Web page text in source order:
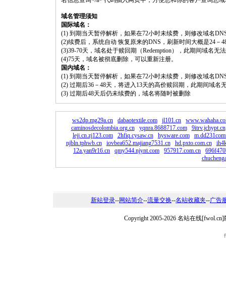
域名管理须知
国际域名：
(1) 到期当天暂停解析，如果在72小时未续费，则修改域名
(2)续费后，系统自动 恢复原来的DNS，刷新时间大概是24－
(3)39-70天，域名处于赎回期（Redemption），此期间域名无
(4)75天，域名被彻底删除，可以重新注册。
国内域名：
(1) 到期当天暂停解析，如果在72小时未续费，则修改域名
(2) 过期后36－48天，将进入13天的高价赎回期，此期间域名
(3) 过期后48天后仍未续费的，域名将随时被删除
ws2dp.mg29a.cn dabaotextile.com jl101.cn
caminosdecolombia.org.cn
yqnra.8688717.com
9itrv.jchypt.cn
lejj.cn.zj123.com
2hfiq.cysaw.cn hysware.com
njbln.tphwb.cn
iovbea652.majiang7531.cn hd.pxto.com.cn
12a.yan9r16.cn
qmy544.njynt.com 957917.com.cn
新站登录--网站简介--流量交换--名站收藏夹--广告
Copyright 2005-2026 名站在线